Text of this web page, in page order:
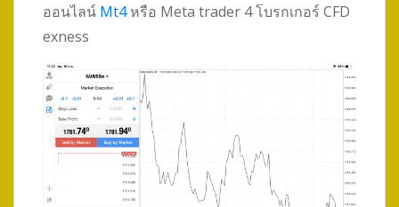
ออนไลน์ Mt4หรือ Meta trader 4 โบรกเกอร์ CFD
exness